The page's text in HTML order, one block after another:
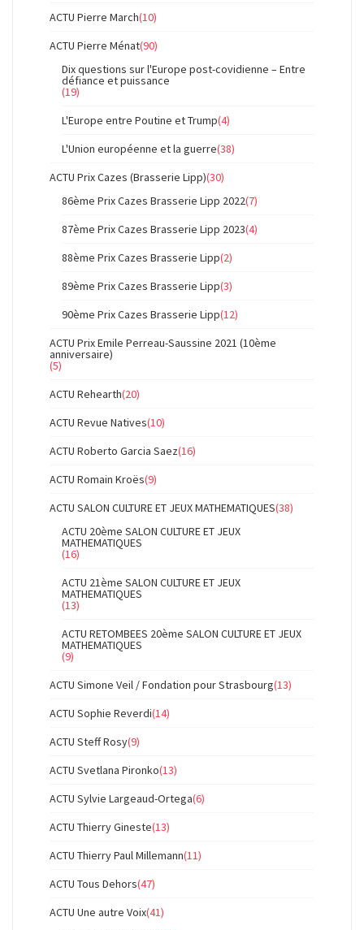
ACTU Pierre March(10)
ACTU Pierre Ménat(90)
Dix questions sur l'Europe post-covidienne – Entre
défiance et puissance
(19)
L'Europe entre Poutine et Trump(4)
L'Union européenne et la guerre(38)
ACTU Prix Cazes (Brasserie Lipp)(30)
86ème Prix Cazes Brasserie Lipp 2022(7)
87ème Prix Cazes Brasserie Lipp 2023(4)
88ème Prix Cazes Brasserie Lipp(2)
89ème Prix Cazes Brasserie Lipp(3)
90ème Prix Cazes Brasserie Lipp(12)
ACTU Prix Emile Perreau-Saussine 2021 (10ème
anniversaire)
(5)
ACTU Rehearth(20)
ACTU Revue Natives(10)
ACTU Roberto Garcia Saez(16)
ACTU Romain Kroës(9)
ACTU SALON CULTURE ET JEUX MATHEMATIQUES(38)
ACTU 20ème SALON CULTURE ET JEUX
MATHEMATIQUES
(16)
ACTU 21ème SALON CULTURE ET JEUX
MATHEMATIQUES
(13)
ACTU RETOMBEES 20ème SALON CULTURE ET JEUX
MATHEMATIQUES
(9)
ACTU Simone Veil / Fondation pour Strasbourg(13)
ACTU Sophie Reverdi(14)
ACTU Steff Rosy(9)
ACTU Svetlana Pironko(13)
ACTU Sylvie Largeaud-Ortega(6)
ACTU Thierry Gineste(13)
ACTU Thierry Paul Millemann(11)
ACTU Tous Dehors(47)
ACTU Une autre Voix(41)